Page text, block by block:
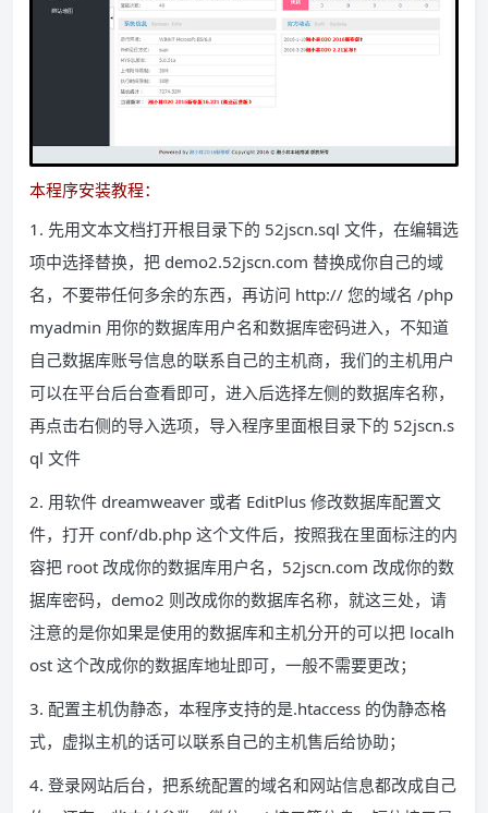
本程序安装教程：
1. 先用文本文档打开根目录下的 52jscn.sql 文件，在编辑选
项中选择替换，把 demo2.52jscn.com 替换成你自己的域
名，不要带任何多余的东西，再访问 http:// 您的域名 /php
myadmin 用你的数据库用户名和数据库密码进入，不知道
自己数据库账号信息的联系自己的主机商，我们的主机用户
可以在平台后台查看即可，进入后选择左侧的数据库名称，
再点击右侧的导入选项，导入程序里面根目录下的 52jscn.s
ql 文件
2. 用软件 dreamweaver 或者 EditPlus 修改数据库配置文
件，打开 conf/db.php 这个文件后，按照我在里面标注的内
容把 root 改成你的数据库用户名，52jscn.com 改成你的数
据库密码，demo2 则改成你的数据库名称，就这三处，请
注意的是你如果是使用的数据库和主机分开的可以把 localh
ost 这个改成你的数据库地址即可，一般不需要更改；
3. 配置主机伪静态，本程序支持的是.htaccess 的伪静态格
式，虚拟主机的话可以联系自己的主机售后给协助；
4. 登录网站后台，把系统配置的域名和网站信息都改成自己